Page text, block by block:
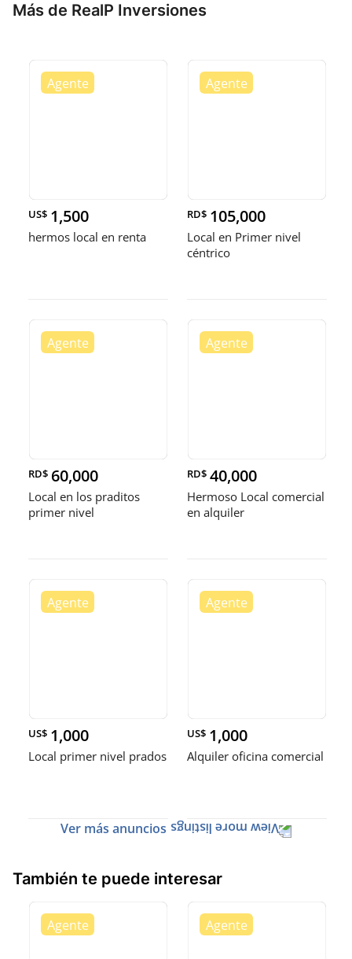
Más de RealP Inversiones
US$ 1,500
hermos local en renta
RD$ 105,000
Local en Primer nivel
céntrico
RD$ 60,000
Local en los praditos
primer nivel
RD$ 40,000
Hermoso Local comercial
en alquiler
US$ 1,000
Local primer nivel prados
US$ 1,000
Alquiler oficina comercial
Ver más anuncios
También te puede interesar